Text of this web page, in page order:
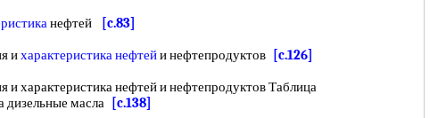
нефтей
[c.83]
ихарактеристика нефтейи нефтепродуктов
[c.126]
характеристика нефтей и нефтепродуктов Таблица
дизельные масла
[c.138]